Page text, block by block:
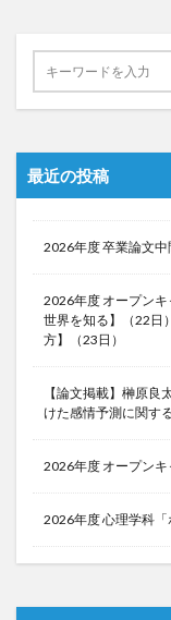
最近の投稿
2026年度 卒業論文
2026年度 オープン
世界を知る】（22日
方】（23日）
【論文掲載】榊原良
けた感情予測に関す
2026年度 オープン
2026年度 心理学科